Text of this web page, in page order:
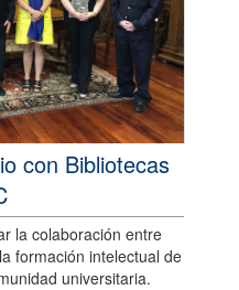
con Bibliotecas
la colaboración entre
formación intelectual de
universitaria.